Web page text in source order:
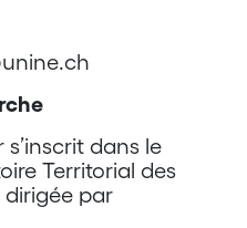
dans le
Territorial des
dirigée par